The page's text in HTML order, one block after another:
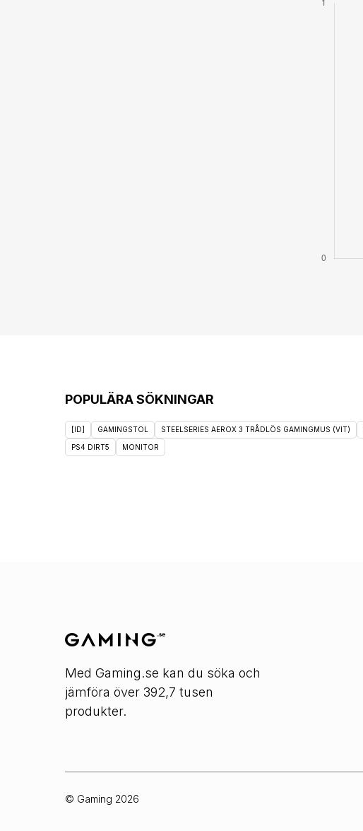
POPULÄRA SÖKNINGAR
[ID] GAMINGSTOL STEELSERIES AEROX 3 TRÅDLÖS GAMINGMUS (VIT)
PS4 DIRT5 MONITOR
Med Gaming.se kan du söka och
jämföra över 392,7 tusen
produkter.
© Gaming 2026